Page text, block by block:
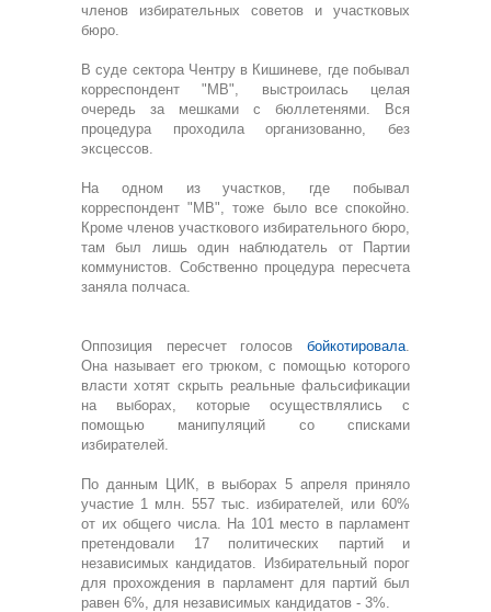
членов избирательных советов и участковых
бюро.
В суде сектора Чентру в Кишиневе, где побывал
корреспондент "МВ", выстроилась целая
очередь за мешками с бюллетенями. Вся
процедура проходила организованно, без
эксцессов.
На одном из участков, где побывал
корреспондент "МВ", тоже было все спокойно.
Кроме членов участкового избирательного бюро,
там был лишь один наблюдатель от Партии
коммунистов. Собственно процедура пересчета
заняла полчаса.
Оппозиция пересчет голосов бойкотировала.
Она называет его трюком, с помощью которого
власти хотят скрыть реальные фальсификации
на выборах, которые осуществлялись с
помощью манипуляций со списками
избирателей.
По данным ЦИК, в выборах 5 апреля приняло
участие 1 млн. 557 тыс. избирателей, или 60%
от их общего числа. На 101 место в парламент
претендовали 17 политических партий и
независимых кандидатов. Избирательный порог
для прохождения в парламент для партий был
равен 6%, для независимых кандидатов - 3%.